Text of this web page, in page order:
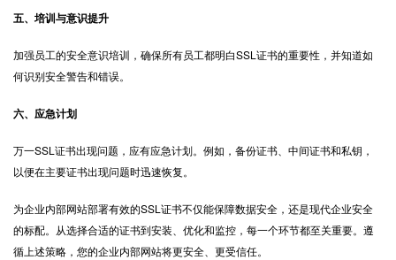
五、培训与意识提升
加强员工的安全意识培训，确保所有员工都明白SSL证书的重要性，并知道如
何识别安全警告和错误。
六、应急计划
万一SSL证书出现问题，应有应急计划。例如，备份证书、中间证书和私钥，
以便在主要证书出现问题时迅速恢复。
为企业内部网站部署有效的SSL证书不仅能保障数据安全，还是现代企业安全
的标配。从选择合适的证书到安装、优化和监控，每一个环节都至关重要。遵
循上述策略，您的企业内部网站将更安全、更受信任。